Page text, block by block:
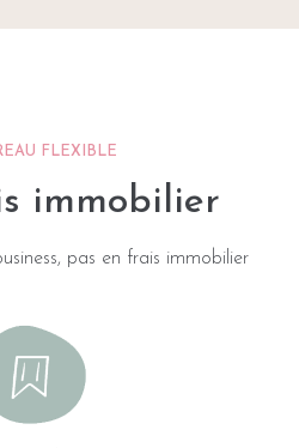
FLEXIBLE
immobilier
pas en frais immobilier